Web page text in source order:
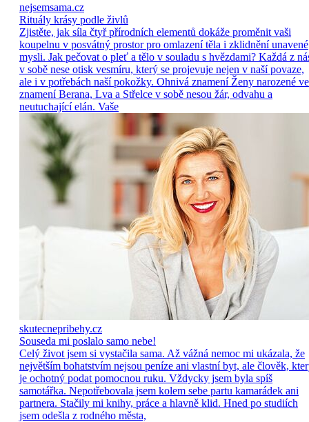
nejsemsama.cz
Rituály krásy podle živlů
Zjistěte, jak síla čtyř přírodních elementů dokáže proměnit vaši
koupelnu v posvátný prostor pro omlazení těla i zklidnění unavené
mysli. Jak pečovat o pleť a tělo v souladu s hvězdami? Každá z
v sobě nese otisk vesmíru, který se projevuje nejen v naší povaze,
ale i v potřebách naší pokožky. Ohnivá znamení Ženy narozené ve
znamení Berana, Lva a Střelce v sobě nesou žár, odvahu a
neutuchající elán. Vaše
skutecnepribehy.cz
Souseda mi poslalo samo nebe!
Celý život jsem si vystačila sama. Až vážná nemoc mi ukázala, že
největším bohatstvím nejsou peníze ani vlastní byt, ale člověk,
je ochotný podat pomocnou ruku. Vždycky jsem byla spíš
samotářka. Nepotřebovala jsem kolem sebe partu kamarádek ani
partnera. Stačily mi knihy, práce a hlavně klid. Hned po studiích
jsem odešla z rodného města,